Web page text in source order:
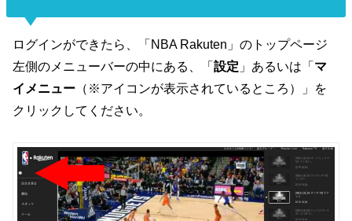
ログインができたら、「NBA Rakuten」のトップページ
左側のメニューバーの中にある、「設定 」あるいは「マ
イメニュー （※アイコンが表示されているところ）」を
クリックしてください。